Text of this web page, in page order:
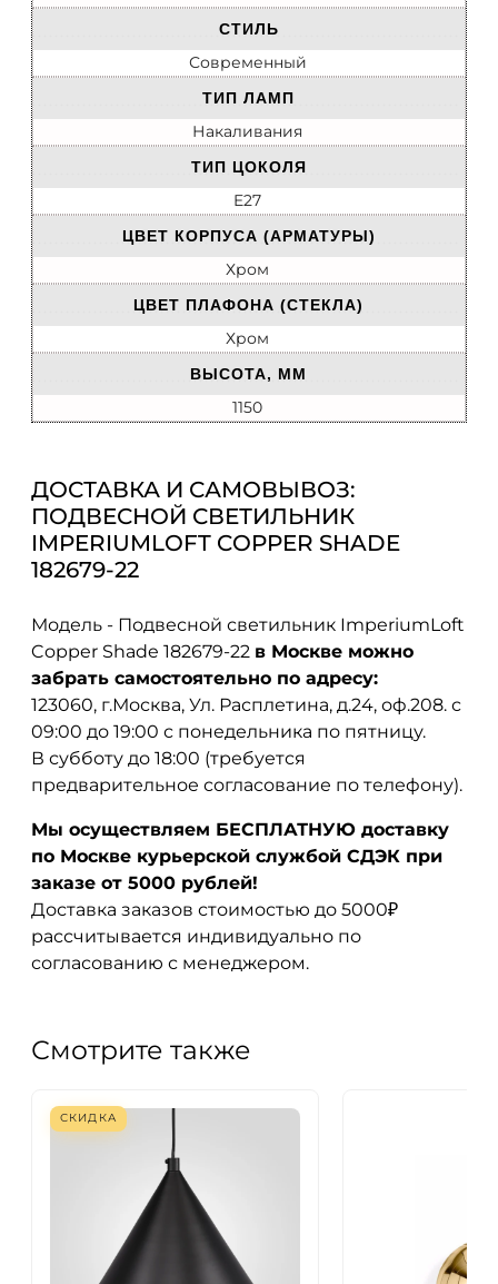
СТИЛЬ
Современный
ТИП ЛАМП
Накаливания
ТИП ЦОКОЛЯ
E27
ЦВЕТ КОРПУСА (АРМАТУРЫ)
Хром
ЦВЕТ ПЛАФОНА (СТЕКЛА)
Хром
ВЫСОТА, ММ
1150
ДОСТАВКА И САМОВЫВОЗ:
ПОДВЕСНОЙ СВЕТИЛЬНИК
IMPERIUMLOFT COPPER SHADE
182679-22
Модель - Подвесной светильник ImperiumLoft
Copper Shade 182679-22 в Москве можно
забрать самостоятельно по адресу:
123060, г.Москва, Ул. Расплетина, д.24, оф.208. с
09:00 до 19:00 с понедельника по пятницу.
В субботу до 18:00 (требуется
предварительное согласование по телефону).
Мы осуществляем БЕСПЛАТНУЮ доставку
по Москве курьерской службой СДЭК при
заказе от 5000 рублей!
Доставка заказов стоимостью до 5000₽
рассчитывается индивидуально по
согласованию с менеджером.
Смотрите также
СКИДКА